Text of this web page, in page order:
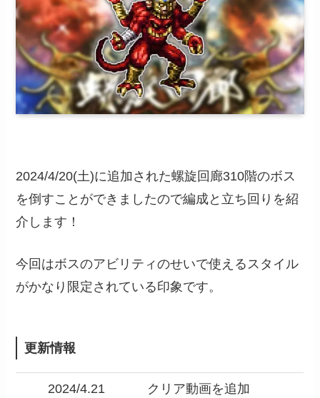
2024/4/20(土)に追加された螺旋回廊310階のボス
を倒すことができましたので編成と立ち回りを紹
介します！
今回はボスのアビリティのせいで使えるスタイル
がかなり限定されている印象です。
更新情報
2024/4.21 クリア動画を追加